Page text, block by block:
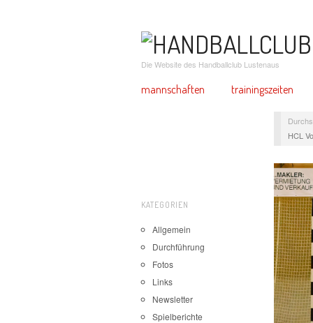
Die Website des Handballclub Lustenaus
mannschaften trainingszeiten
KATEGORIEN
Allgemein
Durchführung
Fotos
Links
Newsletter
Spielberichte
HCL